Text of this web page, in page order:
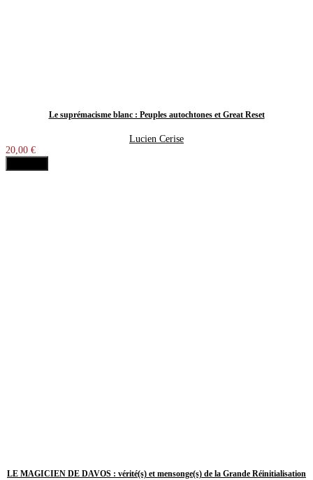
Le suprémacisme blanc : Peuples autochtones et Great Reset
Lucien Cerise
20,00 €
LE MAGICIEN DE DAVOS : vérité(s) et mensonge(s) de la Grande Réinitialisation